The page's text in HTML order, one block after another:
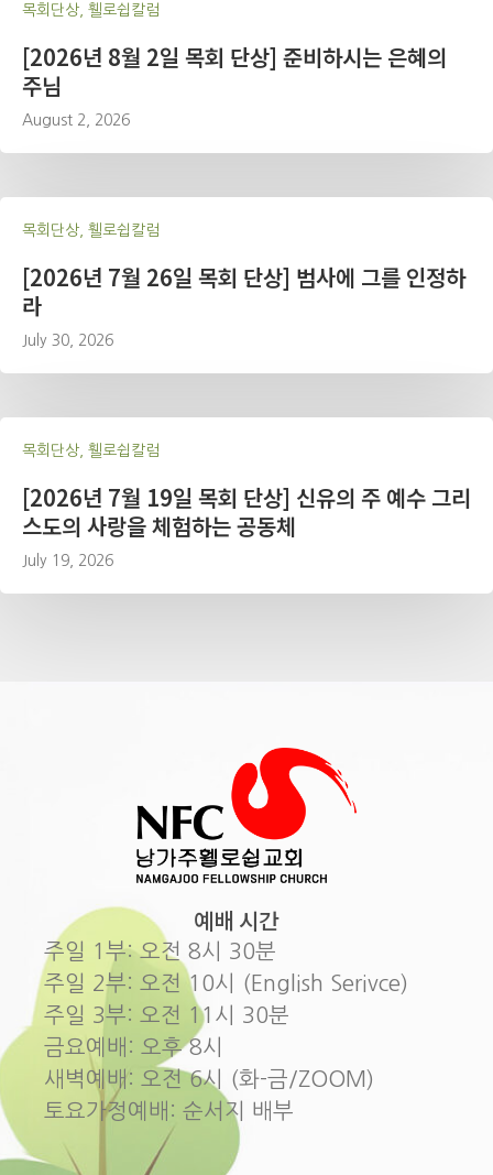
목회단상, 휄로쉽칼럼
[2026년 8월 2일 목회 단상] 준비하시는 은혜의
주님
August 2, 2026
목회단상, 휄로쉽칼럼
[2026년 7월 26일 목회 단상] 범사에 그를 인정하
라
July 30, 2026
목회단상, 휄로쉽칼럼
[2026년 7월 19일 목회 단상] 신유의 주 예수 그리
스도의 사랑을 체험하는 공동체
July 19, 2026
예배 시간
주일 1부: 오전 8시 30분
주일 2부: 오전 10시 (English Serivce)
주일 3부: 오전 11시 30분
금요예배: 오후 8시
새벽예배: 오전 6시 (화-금/ZOOM)
토요가정예배: 순서지 배부